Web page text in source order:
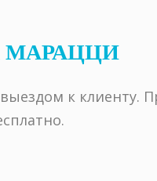
МАРАЦЦИ
к клиенту.